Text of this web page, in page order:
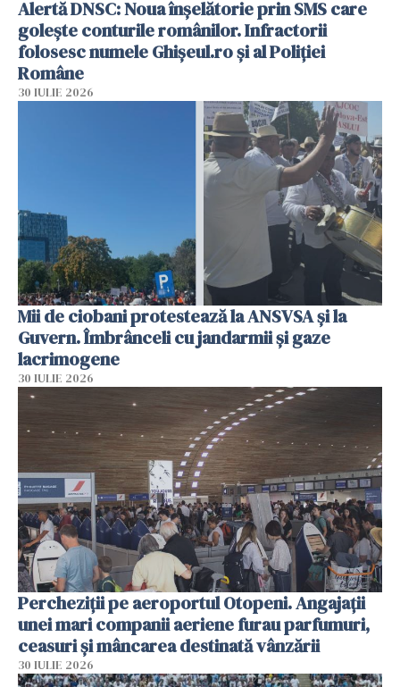
Alertă DNSC: Noua înșelătorie prin SMS care
golește conturile românilor. Infractorii
folosesc numele Ghișeul.ro și al Poliției
Române
30 IULIE 2026
Mii de ciobani protestează la ANSVSA și la
Guvern. Îmbrânceli cu jandarmii și gaze
lacrimogene
30 IULIE 2026
Percheziții pe aeroportul Otopeni. Angajații
unei mari companii aeriene furau parfumuri,
ceasuri și mâncarea destinată vânzării
30 IULIE 2026